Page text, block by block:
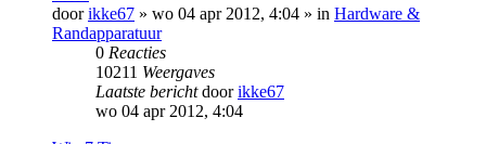
doorikke67 » wo 04 apr 2012, 4:04 » in Hardware &
Randapparatuur
0 Reacties
10211 Weergaves
Laatste berichtdoorikke67
wo 04 apr 2012, 4:04